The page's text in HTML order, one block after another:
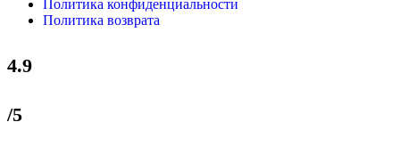
Политика конфиденциальности
Политика возврата
4.9
/5